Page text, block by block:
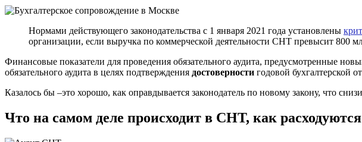
Нормами действующего законодательства с 1 января 2021 года установлены
организации, если выручка по коммерческой деятельности СНТ превысит 800
Финансовые показатели для проведения обязательного аудита, предусмотренные
обязательного аудита в целях подтверждения достоверности годовой бухгалтерской
Казалось бы –это хорошо, как оправдывается законодатель по новому закону, что
Что на самом деле происходит в СНТ, как